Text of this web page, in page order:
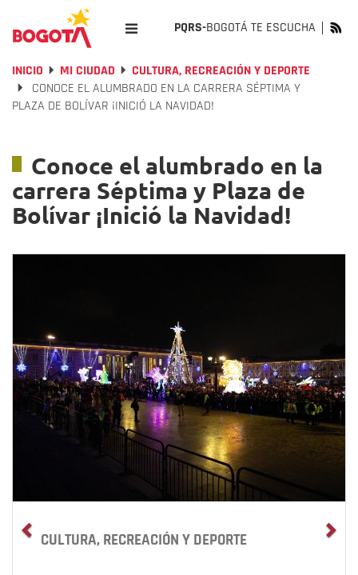
PQRS-BOGOTÁ TE ESCUCHA
INICIO MI CIUDAD
CULTURA, RECREACIÓN Y DEPORTE
CONOCE EL ALUMBRADO EN LA CARRERA SÉPTIMA Y
PLAZA DE BOLÍVAR ¡INICIÓ LA NAVIDAD!
Conoce el alumbrado en la
carrera Séptima y Plaza de
Bolívar ¡Inició la Navidad!
CULTURA, RECREACIÓN Y DEPORTE